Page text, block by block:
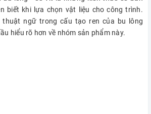
biết khi lựa chọn vật liệu cho công trình.
thuật ngữ trong cấu tạo ren của bu lông
hiểu rõ hơn về nhóm sản phẩm này.